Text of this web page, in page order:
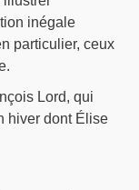
inégale
particulier, ceux
Lord, qui
hiver dont Élise